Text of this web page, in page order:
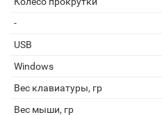
-
USB
Windows
Вес клавиатуры, гр
Вес мыши, гр